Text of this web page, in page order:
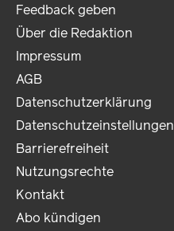
Feedback geben
Über die Redaktion
Impressum
AGB
Datenschutzerklärung
Datenschutzeinstellungen
Barrierefreiheit
Nutzungsrechte
Kontakt
Abo kündigen